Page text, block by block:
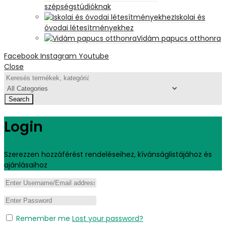
szépségstúdióknak
Iskolai és
óvodai létesítményekhez
Vidám papucs otthonra
Facebook Instagram Youtube
Close
Search
Login
Szerezzen hozzáférést rendeléseihez, kívánságlistájához és
ajánlásaihoz
Remember me Lost your password?